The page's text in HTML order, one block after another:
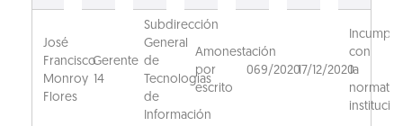
José
Francisco
Monroy
Flores
Gerente
14
Subdirección
General
de
Tecnologías
de
Información
Amonestación
por
escrito
069/202017/12/2020
con
la